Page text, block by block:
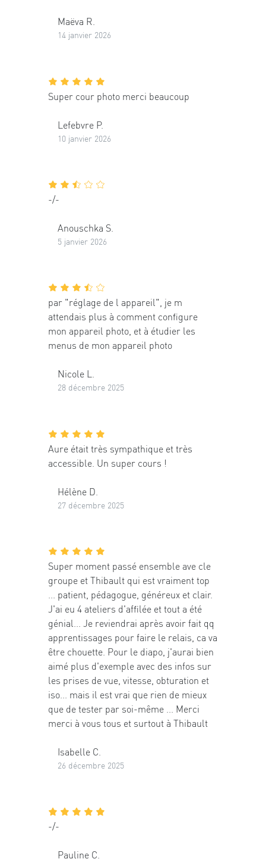
Maëva R.
14 janvier 2026
Super cour photo merci beaucoup
Lefebvre P.
10 janvier 2026
-/-
Anouschka S.
5 janvier 2026
par "réglage de l appareil", je m
attendais plus à comment configure
mon appareil photo, et à étudier les
menus de mon appareil photo
Nicole L.
28 décembre 2025
Aure était très sympathique et très
accessible. Un super cours !
Hélène D.
27 décembre 2025
Super moment passé ensemble ave cle
groupe et Thibault qui est vraiment top
... patient, pédagogue, généreux et clair.
J'ai eu 4 ateliers d'affilée et tout a été
génial... Je reviendrai après avoir fait qq
apprentissages pour faire le relais, ca va
être chouette. Pour le diapo, j'aurai bien
aimé plus d'exemple avec des infos sur
les prises de vue, vitesse, obturation et
iso... mais il est vrai que rien de mieux
que de tester par soi-même ... Merci
merci à vous tous et surtout à Thibault
Isabelle C.
26 décembre 2025
-/-
Pauline C.